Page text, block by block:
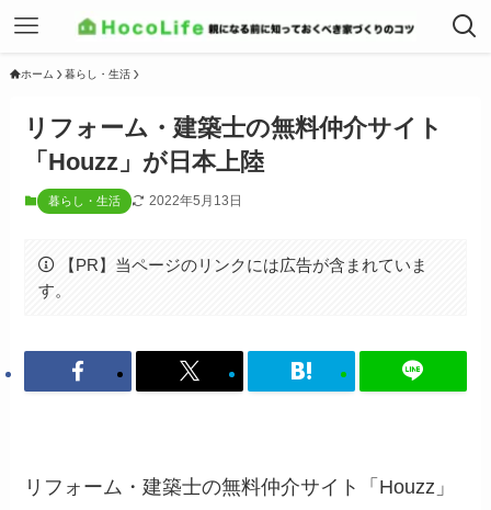
ホーム 暮らし・生活
リフォーム・建築士の無料仲介サイト
「Houzz」が日本上陸
暮らし・生活 2022年5月13日
【PR】当ページのリンクには広告が含まれていま
す。
リフォーム・建築士の無料仲介サイト「Houzz」